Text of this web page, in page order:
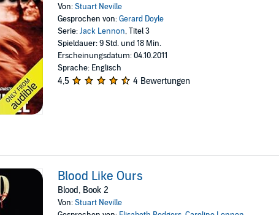
Von:Stuart Neville
Gesprochen von:Gerard Doyle
Serie:Jack Lennon, Titel 3
Spieldauer: 9 Std. und 18 Min.
Erscheinungsdatum: 04.10.2011
Sprache: Englisch
4,5 4 Bewertungen
Blood Like Ours
Blood, Book 2
Von:Stuart Neville